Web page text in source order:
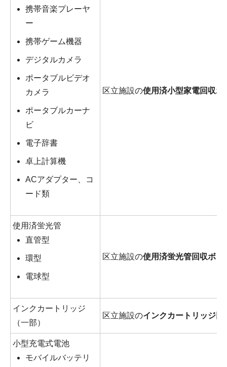
携帯音楽プレーヤ
ー
携帯ゲーム機器
デジタルカメラ
ポータブルビデオ
カメラ
ポータブルカーナ
ビ
電子辞書
卓上計算機
ACアダプター、コ
ード類
区立施設の使用済小型家電回収ボ
使用済蛍光管
直管型
環型
電球型
区立施設の使用済蛍光管回収ボッ
インクカートリッジ
（一部）
区立施設のインクカートリッジ回
小型充電式電池
モバイルバッテリ